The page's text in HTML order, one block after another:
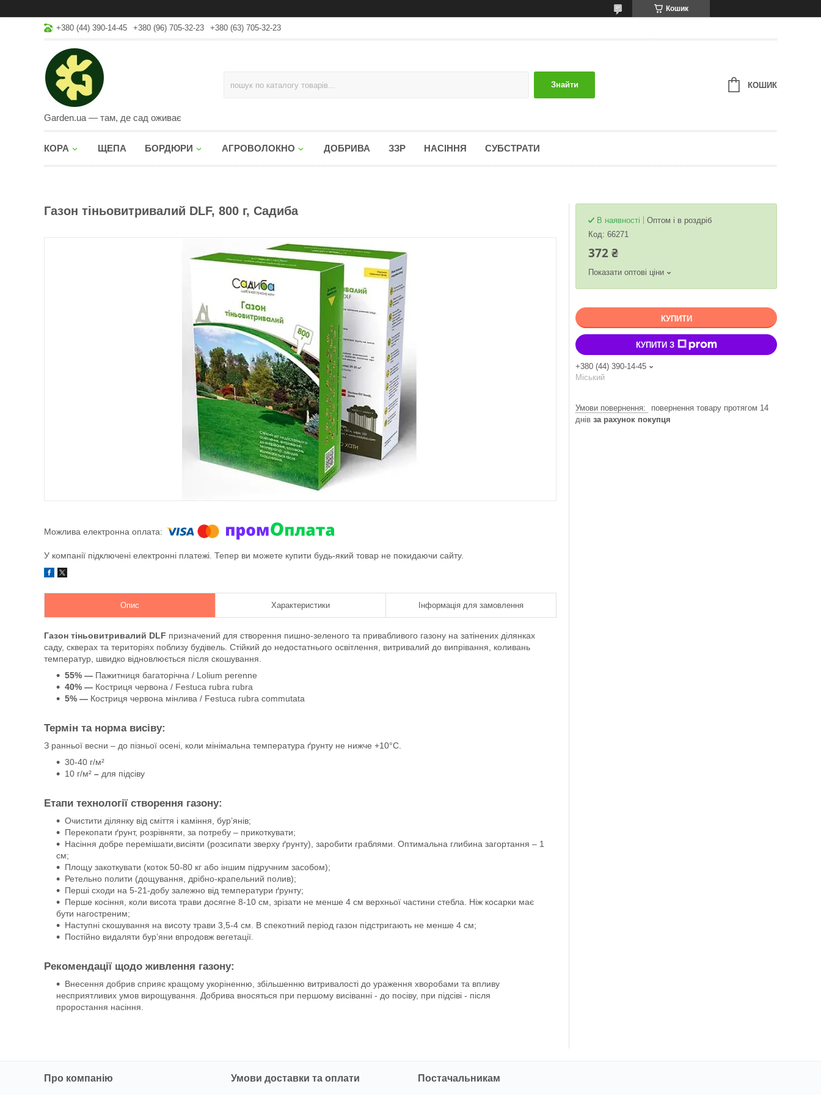
Кошик
+380 (44) 390-14-45 +380 (96) 705-32-23 +380 (63) 705-32-23
Garden.ua — там, де сад оживає
Знайти КОШИК
КОРА ЩЕПА БОРДЮРИ АГРОВОЛОКНО ДОБРИВА ЗЗР НАСІННЯ СУБСТРАТИ
Газон тіньовитривалий DLF, 800 г, Садиба
У компанії підключені електронні платежі. Тепер ви можете купити будь-який товар не покидаючи сайту.
Опис Характеристики Інформація для замовлення
Газон тіньовитривалий DLF призначений для створення пишно-зеленого та привабливого газону на затінених ділянках
саду, скверах та територіях поблизу будівель. Стійкий до недостатнього освітлення, витривалий до випрівання, коливань
температур, швидко відновлюється після скошування.
55% — Пажитниця багаторічна / Lolium perenne
40% — Костриця червона / Festuca rubra rubra
5% — Костриця червона мінлива / Festuca rubra commutata
Термін та норма висіву:
З ранньої весни – до пізньої осені, коли мінімальна температура ґрунту не нижче +10°С.
30-40 г/м²
10 г/м² – для підсіву
Етапи технології створення газону:
Очистити ділянку від сміття і каміння, бур’янів;
Перекопати ґрунт, розрівняти, за потребу – прикоткувати;
Насіння добре перемішати,висіяти (розсипати зверху ґрунту), заробити граблями. Оптимальна глибина загортання – 1
см;
Площу закоткувати (коток 50-80 кг або іншим підручним засобом);
Ретельно полити (дощування, дрібно-крапельний полив);
Перші сходи на 5-21-добу залежно від температури ґрунту;
Перше косіння, коли висота трави досягне 8-10 см, зрізати не менше 4 см верхньої частини стебла. Ніж косарки має
бути нагостреним;
Наступні скошування на висоту трави 3,5-4 см. В спекотний період газон підстригають не менше 4 см;
Постійно видаляти бур’яни впродовж вегетації.
Рекомендації щодо живлення газону:
Внесення добрив сприяє кращому укоріненню, збільшенню витривалості до ураження хворобами та впливу
несприятливих умов вирощування. Добрива вносяться при першому висіванні - до посіву, при підсіві - після
проростання насіння.
В наявності
Оптом і в роздріб
Код: 66271
372 ₴
Показати оптові ціни
КУПИТИ
КУПИТИ З
+380 (44) 390-14-45
Міський
повернення товару протягом 14
днів за рахунок покупця
Про компанію Умови доставки та оплати Постачальникам